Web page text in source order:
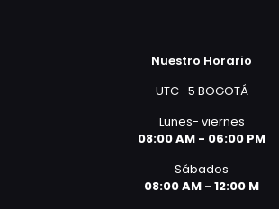
Nuestro Horario
UTC- 5 BOGOTÁ
Lunes- viernes
08:00 AM - 06:00 PM
Sábados
08:00 AM - 12:00 M